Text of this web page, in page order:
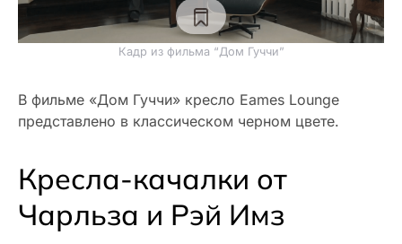
Кадр из фильма “Дом Гуччи”
В фильме «Дом Гуччи» кресло Eames Lounge
представлено в классическом черном цвете.
Кресла-качалки от
Чарльза и Рэй Имз